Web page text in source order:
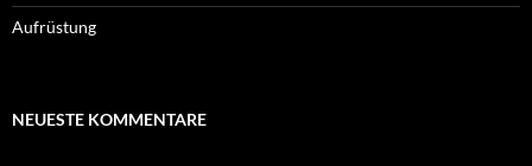
Aufrüstung
NEUESTE KOMMENTARE